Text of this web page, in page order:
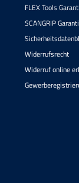
gereinigt
oder
Flasche
ihren
Präzision
machen
Helfer im
FLEX Tools
SCANGRIP
Widerrufsrecht
Widerruf online